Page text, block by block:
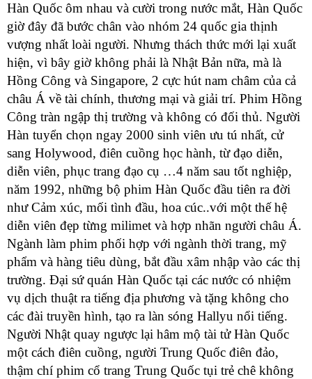
Hàn Quốc ôm nhau và cười trong nước mắt, Hàn Quốc
giờ đây đã bước chân vào nhóm 24 quốc gia thịnh
vượng nhất loài người. Nhưng thách thức mới lại xuất
hiện, vì bây giờ không phải là Nhật Bản nữa, mà là
Hồng Công và Singapore, 2 cực hút nam châm của cả
châu Á về tài chính, thương mại và giải trí. Phim Hồng
Công tràn ngập thị trường và không có đối thủ. Người
Hàn tuyển chọn ngay 2000 sinh viên ưu tú nhất, cử
sang Holywood, điên cuồng học hành, từ đạo diễn,
diễn viên, phục trang đạo cụ …4 năm sau tốt nghiệp,
năm 1992, những bộ phim Hàn Quốc đầu tiên ra đời
như Cảm xúc, mối tình đầu, hoa cúc..với một thế hệ
diễn viên đẹp từng milimet và hợp nhãn người châu Á.
Ngành làm phim phối hợp với ngành thời trang, mỹ
phẩm và hàng tiêu dùng, bắt đầu xâm nhập vào các thị
trường. Đại sứ quán Hàn Quốc tại các nước có nhiệm
vụ dịch thuật ra tiếng địa phương và tặng không cho
các đài truyền hình, tạo ra làn sóng Hallyu nổi tiếng.
Người Nhật quay ngược lại hâm mộ tài tử Hàn Quốc
một cách điên cuồng, người Trung Quốc điên đảo,
thậm chí phim cổ trang Trung Quốc tụi trẻ chê không